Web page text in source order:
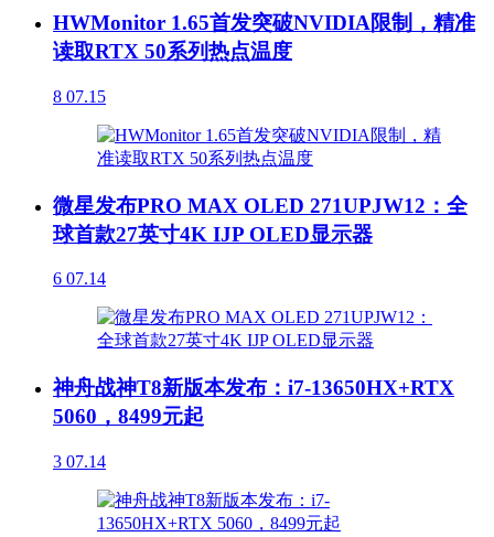
HWMonitor 1.65首发突破NVIDIA限制，精准
读取RTX 50系列热点温度
8 07.15
微星发布PRO MAX OLED 271UPJW12：全
球首款27英寸4K IJP OLED显示器
6 07.14
神舟战神T8新版本发布：i7-13650HX+RTX
5060，8499元起
3 07.14